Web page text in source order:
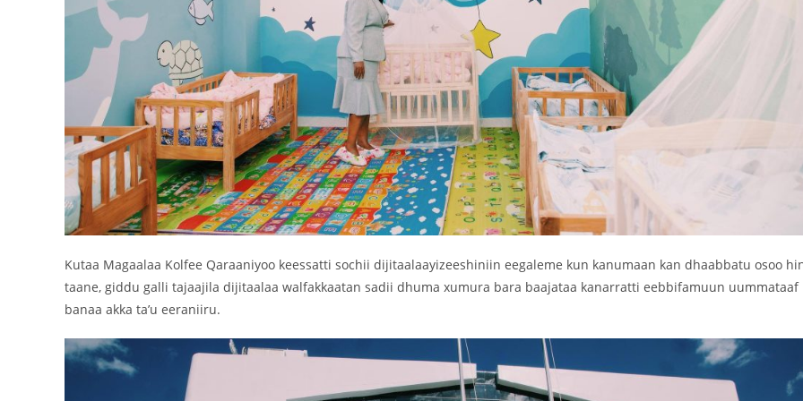
Kutaa Magaalaa Kolfee Qaraaniyoo keessatti sochii dijitaalaayizeeshiniin eegaleme kun kanumaan kan dhaabbatu osoo
taane, giddu galli tajaajila dijitaalaa walfakkaatan sadii dhuma xumura bara baajataa kanarratti eebbifamuun uummataaf
banaa akka ta’u eeraniiru.